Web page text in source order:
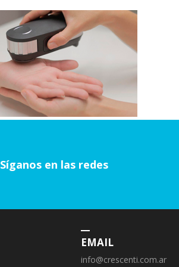
Síganos en las redes
EMAIL
info@crescenti.com.ar